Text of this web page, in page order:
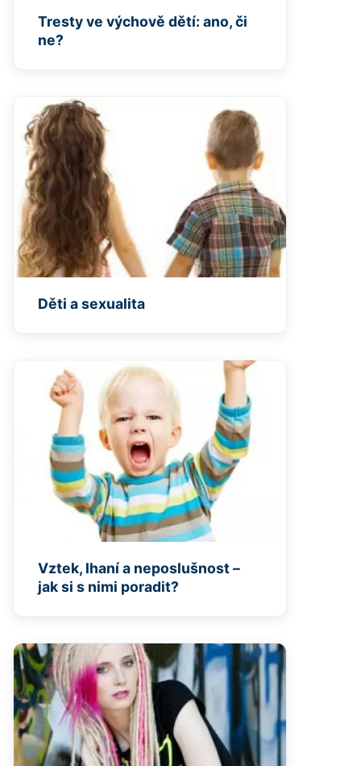
Tresty ve výchově dětí: ano, či
ne?
Děti a sexualita
Vztek, lhaní a neposlušnost –
jak si s nimi poradit?